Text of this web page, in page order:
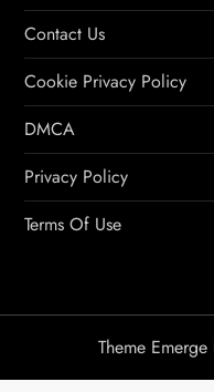
Contact Us
Cookie Privacy Policy
DMCA
Privacy Policy
Terms Of Use
Theme